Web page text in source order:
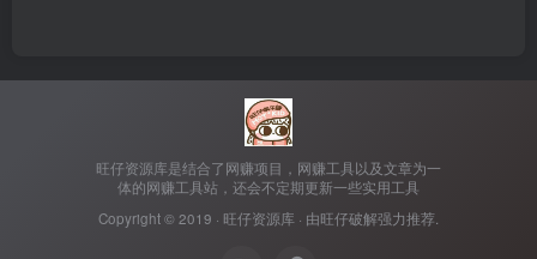
旺仔资源库是结合了网赚项目，网赚工具以及文章为一
体的网赚工具站，还会不定期更新一些实用工具
Copyright © 2019 · 旺仔资源库 · 由旺仔破解强力推荐.